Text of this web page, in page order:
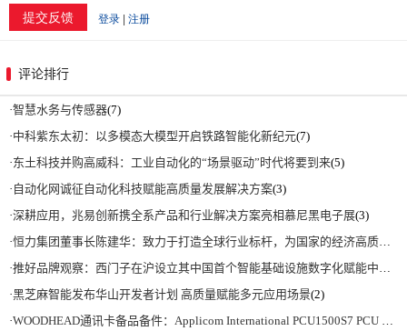
评论排行
·智慧水务与传感器(7)
·中科紫东太初：以多模态大模型开启铁路智能化新纪元(7)
·东土科技并购高威科：工业自动化的“场景驱动”时代将要到来(5)
· 自动化网诚征自动化科技赋能高质量发展解决方案(3)
·深耕应用，兆易创新携全系产品和行业解决方案亮相慕尼黑电子展(3)
·恒力集团董事长陈建华：致力于打造全球行业标杆，为国家的经济高质量发展贡献更大力量|上海电气集团党委书记、董事长吴磊来访
·推好品牌观察：西门子在沪设立其中国首个智能基础设施数字化赋能中心
·黑芝麻智能发布华山开发者计划 高质量赋能多元应用场景(2)
·WOODHEAD通讯卡备品备件：Applicom International PCU1500S7 PCU 1500 S7 V4.5.0